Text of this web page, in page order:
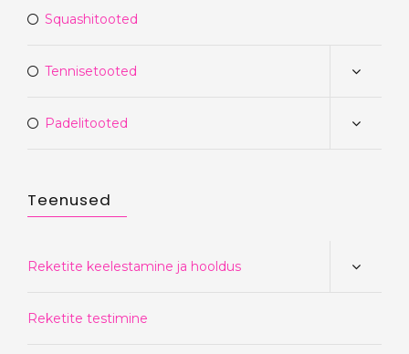
Squashitooted
Tennisetooted
Padelitooted
Teenused
Reketite keelestamine ja hooldus
Reketite testimine